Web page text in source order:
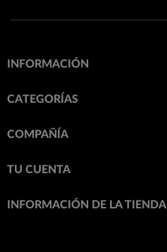
INFORMACIÓN
CATEGORÍAS
COMPAÑÍA
TU CUENTA
INFORMACIÓN DE LA TIENDA